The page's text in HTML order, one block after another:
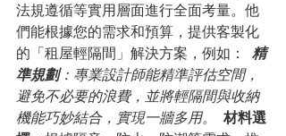
法規遵循等實用層面進行全面考量。他
們能根據您的需求和預算，提供客製化
的「租屋輕隔間」解決方案，例如：
精
準規劃：專業設計師能精準評估空間，
避免不必要的浪費，並將輕隔間與收納
機能巧妙結合，實現一牆多用。
材料選